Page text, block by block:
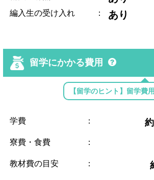
編入生の受け入れ ： あり
留学にかかる費用
【留学のヒント】留学費
学費 ：
寮費・食費 ：
教材費の目安 ：